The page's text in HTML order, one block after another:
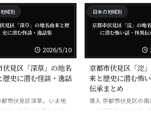
る。
域別
2026/5/10
伏見区「深草」の地名
歴史に潜む怪談・逸話
都市伏見区深草。いま地
ば、稲荷山の麓から東山
日本の地域別
京都市伏見区「淀
来と歴史に潜む怖
伝承まとめ
導入 京都市伏見区の南
いま地図をひらけば、